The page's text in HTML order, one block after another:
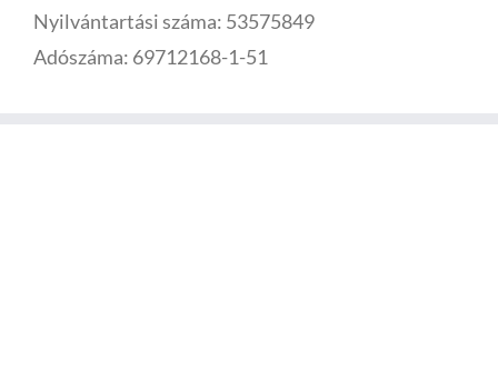
Nyilvántartási száma: 53575849
Adószáma: 69712168-1-51